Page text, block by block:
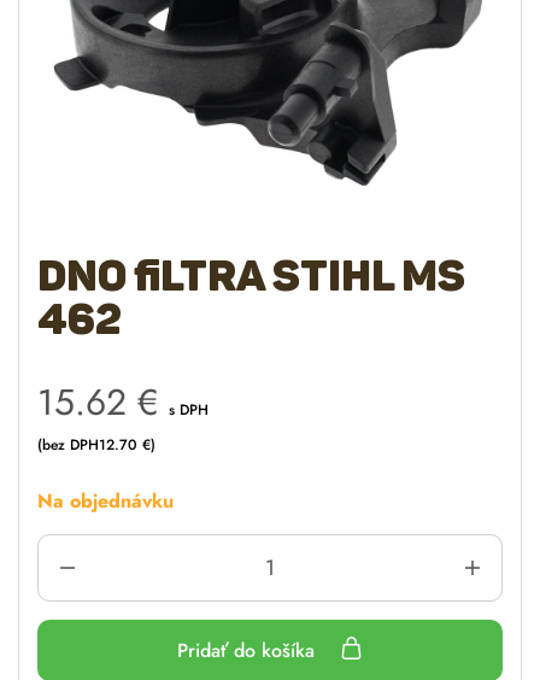
Dno filtra STIHL MS
462
15.62 € s DPH
(bez DPH12.70 €)
Na objednávku
Pridať do košíka